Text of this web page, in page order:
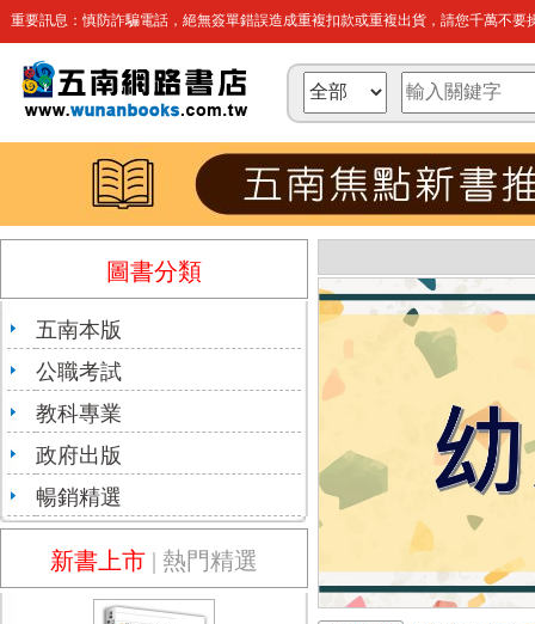
重要訊息：慎防詐騙電話，絕無簽單錯誤造成重複扣款或重複出貨，請您千萬不要
圖書分類
五南本版
公職考試
教科專業
政府出版
暢銷精選
新書上市 | 熱門精選